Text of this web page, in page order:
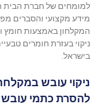
למומחים של חברת הבית
מידע מקצועי והסברים
המקלחון באמצעות חומץ
ניקוי בעזרת חומרים
בישראל.
ניקוי עובש
להסרת כתמי